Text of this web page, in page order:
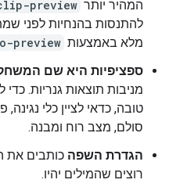
המהיר יותר preview
להתנסות בהנחיות לפני
מלא באמצעות preview
ספציפיות היא שם
מניבות תוצאות גנריות.
סולם, מצב רוח ומבנה.
הגדרת השפה כותבים
רוצים שהמילים יהיו.